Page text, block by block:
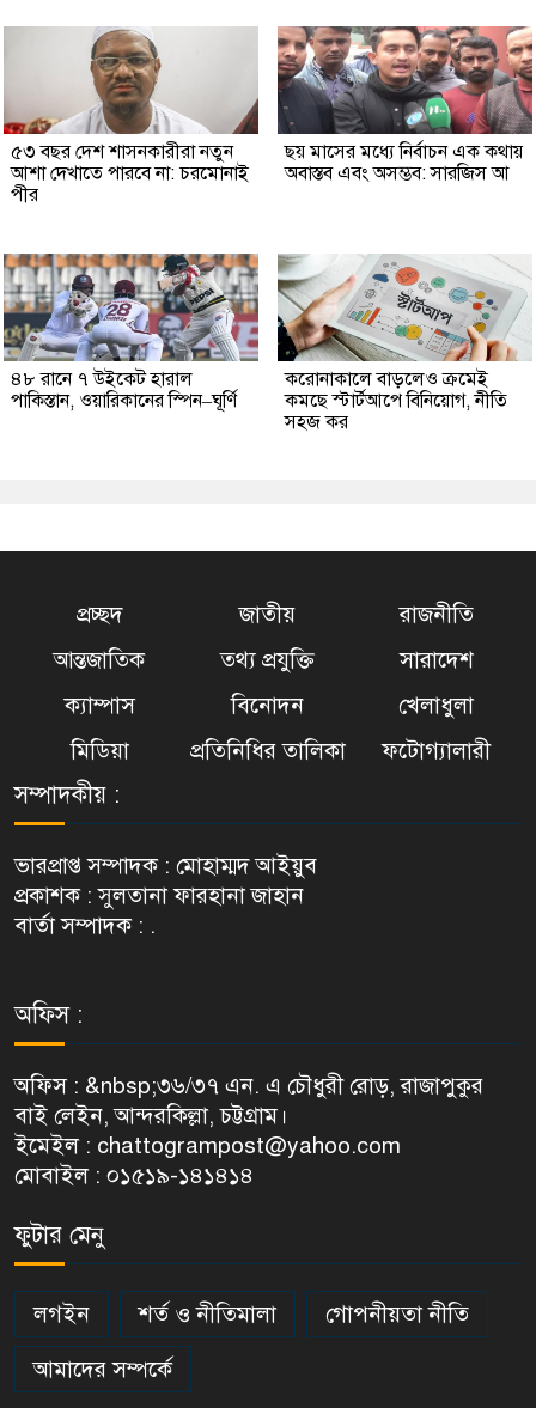
৫৩ বছর দেশ শাসনকারীরা নতুন
আশা দেখাতে পারবে না: চরমোনাই
পীর
ছয় মাসের মধ্যে নির্বাচন এক কথায়
অবাস্তব এবং অসম্ভব: সারজিস আ
৪৮ রানে ৭ উইকেট হারাল
পাকিস্তান, ওয়ারিকানের স্পিন–ঘূর্ণি
করোনাকালে বাড়লেও ক্রমেই
কমছে স্টার্টআপে বিনিয়োগ, নীতি
সহজ কর
প্রচ্ছদ জাতীয়
রাজনীতি
আন্তজাতিক
তথ্য প্রযুক্তি
সারাদেশ
ক্যাম্পাস
বিনোদন
খেলাধুলা
মিডিয়া
প্রতিনিধির তালিকা ফটোগ্যালারী
সম্পাদকীয় :
ভারপ্রাপ্ত সম্পাদক : মোহাম্মদ আইয়ুব
প্রকাশক : সুলতানা ফারহানা জাহান
বার্তা সম্পাদক : .
অফিস :
অফিস : &nbsp;৩৬/৩৭ এন. এ চৌধুরী রোড়, রাজাপুকুর
বাই লেইন, আন্দরকিল্লা, চট্টগ্রাম।
ইমেইল : chattogrampost@yahoo.com
মোবাইল : ০১৫১৯-১৪১৪১৪
ফুটার মেনু
লগইন শর্ত ও নীতিমালা
গোপনীয়তা নীতি
আমাদের সম্পর্কে